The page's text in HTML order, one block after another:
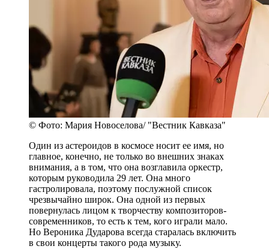
© Фото: Мария Новоселова/ "Вестник Кавказа"
Один из астероидов в космосе носит ее имя, но
главное, конечно, не только во внешних знаках
внимания, а в том, что она возглавила оркестр,
которым руководила 29 лет. Она много
гастролировала, поэтому послужной список
чрезвычайно широк. Она одной из первых
повернулась лицом к творчеству композиторов-
современников, то есть к тем, кого играли мало.
Но Вероника Дударова всегда старалась включить
в свои концерты такого рода музыку.